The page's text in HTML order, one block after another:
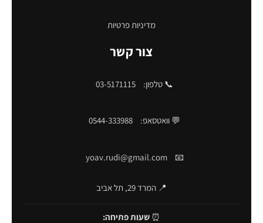
מדיניות פרטיות
צור קשר
📞 טלפון: 03-5171115
💬 וואטסאפ: 0544-333988
📧
yoav.rudi@gmail.com
📍 המרד 29, תל אביב
⏰ שעות פתיחה: